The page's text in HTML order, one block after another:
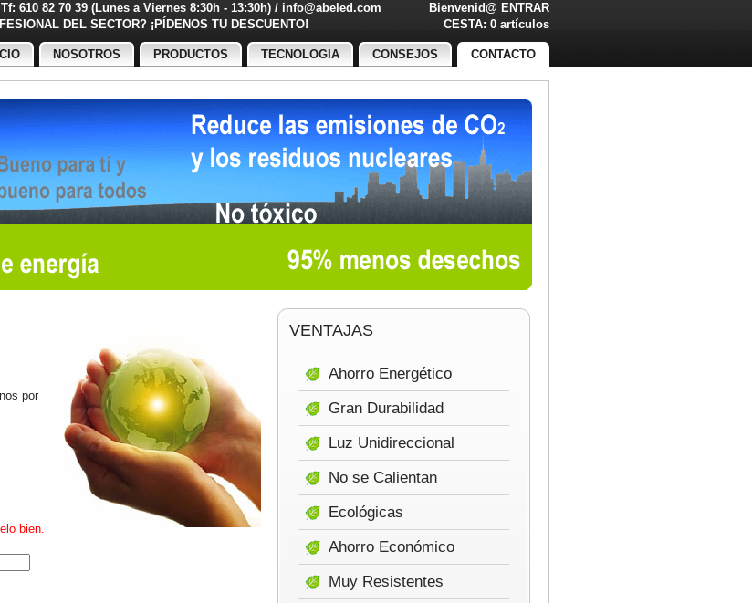
Tf: 610 82 70 39 (Lunes a Viernes 8:30h - 13:30h) / info@abeled.com Bienvenid@ ENTRAR
DEL SECTOR? ¡PÍDENOS TU DESCUENTO!
CESTA: 0 artículos
NOSOTROS PRODUCTOS TECNOLOGIA CONSEJOS CONTACTO
VENTAJAS
Ahorro Energético
Gran Durabilidad
Luz Unidireccional
No se Calientan
Ecológicas
Ahorro Económico
Muy Resistentes
por
bien.